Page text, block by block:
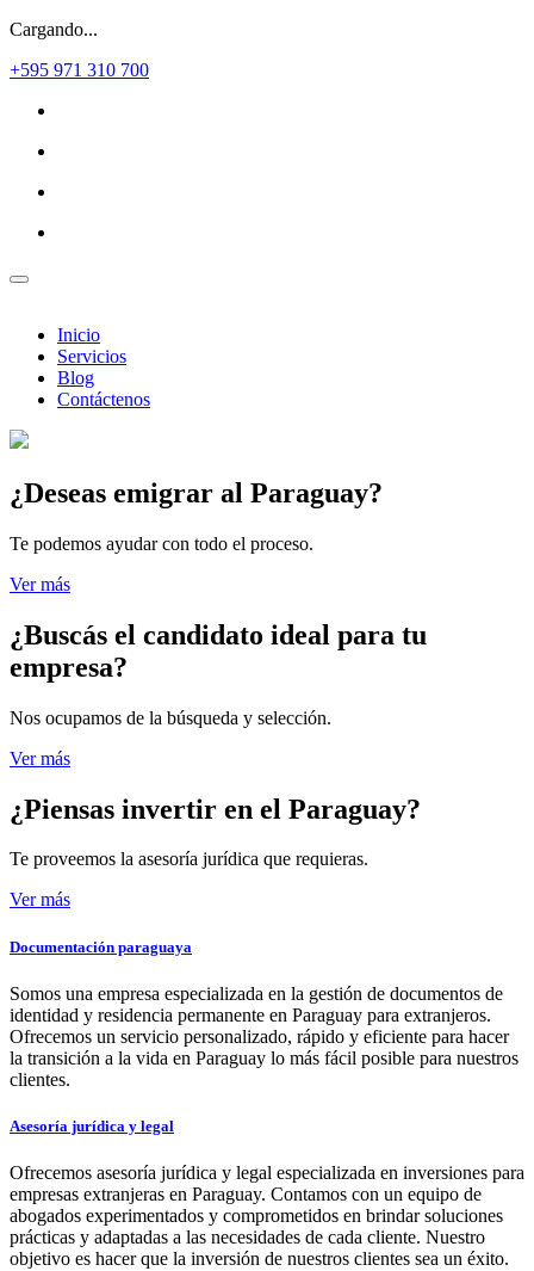
Cargando...
+595 971 310 700
Inicio
Servicios
Blog
Contáctenos
¿Deseas emigrar al Paraguay?
Te podemos ayudar con todo el proceso.
Ver más
¿Buscás el candidato ideal para tu
empresa?
Nos ocupamos de la búsqueda y selección.
Ver más
¿Piensas invertir en el Paraguay?
Te proveemos la asesoría jurídica que requieras.
Ver más
Documentación paraguaya
Somos una empresa especializada en la gestión de documentos de
identidad y residencia permanente en Paraguay para extranjeros.
Ofrecemos un servicio personalizado, rápido y eficiente para hacer
la transición a la vida en Paraguay lo más fácil posible para nuestros
clientes.
Asesoría jurídica y legal
Ofrecemos asesoría jurídica y legal especializada en inversiones para
empresas extranjeras en Paraguay. Contamos con un equipo de
abogados experimentados y comprometidos en brindar soluciones
prácticas y adaptadas a las necesidades de cada cliente. Nuestro
objetivo es hacer que la inversión de nuestros clientes sea un éxito.